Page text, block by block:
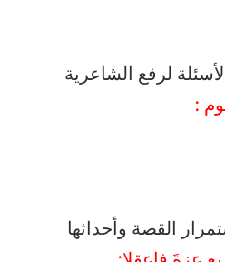
لرفع الشاعرية
:
القصة وأحداثها